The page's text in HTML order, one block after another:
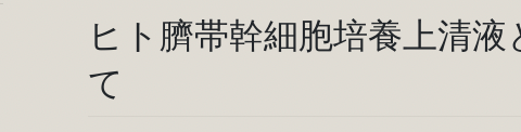
ヒト臍帯幹細胞培養上清
て